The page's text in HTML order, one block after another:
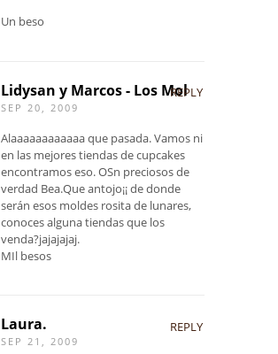
Un beso
Lidysan y Marcos - Los Mol
SEP 20, 2009
REPLY
Alaaaaaaaaaaaa que pasada. Vamos ni
en las mejores tiendas de cupcakes
encontramos eso. OSn preciosos de
verdad Bea.Que antojo¡¡ de donde
serán esos moldes rosita de lunares,
conoces alguna tiendas que los
venda?jajajajaj.
MIl besos
Laura.
SEP 21, 2009
REPLY